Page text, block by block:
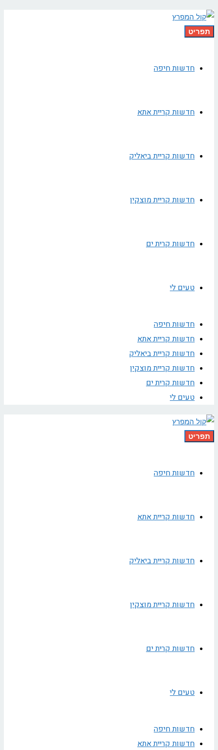
תפריט
חדשות חיפה
חדשות קריית אתא
חדשות קריית ביאליק
חדשות קריית מוצקין
חדשות קרית ים
טעים לי
חדשות חיפה
חדשות קריית אתא
חדשות קריית ביאליק
חדשות קריית מוצקין
חדשות קרית ים
טעים לי
תפריט
חדשות חיפה
חדשות קריית אתא
חדשות קריית ביאליק
חדשות קריית מוצקין
חדשות קרית ים
טעים לי
חדשות חיפה
חדשות קריית אתא